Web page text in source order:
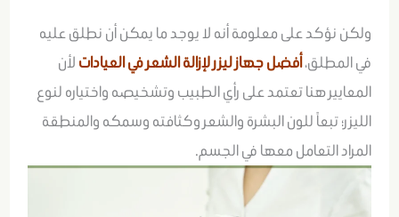
ولكن نؤكد على معلومة أنه لا يوجد ما يمكن أن نطلق عليه
في المطلق،أفضل جهاز ليزر لإزالة الشعر في العيادات لأن
المعايير هنا تعتمد على رأي الطبيب وتشخيصه واختياره لنوع
الليزر؛ تبعاً للون البشرة والشعر وكثافته وسمكه والمنطقة
المراد التعامل معها في الجسم.